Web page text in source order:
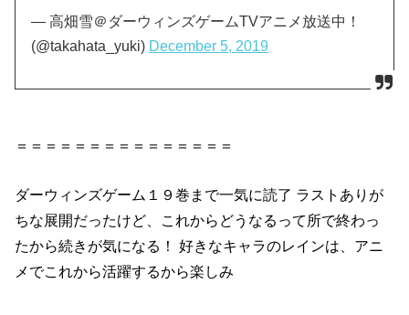
— 高畑雪＠ダーウィンズゲームTVアニメ放送中！
(@takahata_yuki) December 5, 2019
＝＝＝＝＝＝＝＝＝＝＝＝＝＝＝
ダーウィンズゲーム１９巻 まで一気に読了 ラストありが
ちな展開だったけど、これからどうなるって所で終わっ
たから続きが気になる！ 好きなキャラのレインは、アニ
メでこれから活躍するから楽しみ